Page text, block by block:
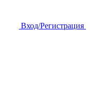
Вход/Регистрация